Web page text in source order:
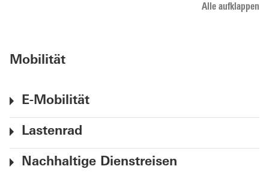
Alle aufklappen
Mobilität
E-Mobilität
Lastenrad
Nachhaltige Dienstreisen